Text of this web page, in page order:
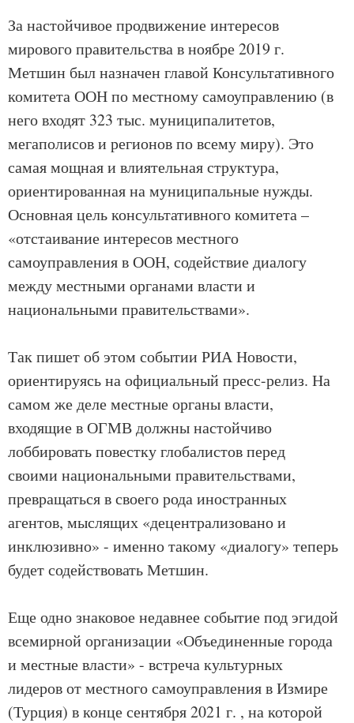
За настойчивое продвижение интересов
мирового правительства в ноябре 2019 г.
Метшин был назначен главой Консультативного
комитета ООН по местному самоуправлению (в
него входят 323 тыс. муниципалитетов,
мегаполисов и регионов по всему миру). Это
самая мощная и влиятельная структура,
ориентированная на муниципальные нужды.
Основная цель консультативного комитета –
«отстаивание интересов местного
самоуправления в ООН, содействие диалогу
между местными органами власти и
национальными правительствами».
Так пишет об этом событии РИА Новости,
ориентируясь на официальный пресс-релиз. На
самом же деле местные органы власти,
входящие в ОГМВ должны настойчиво
лоббировать повестку глобалистов перед
своими национальными правительствами,
превращаться в своего рода иностранных
агентов, мыслящих «децентрализовано и
инклюзивно» - именно такому «диалогу» теперь
будет содействовать Метшин.
Еще одно знаковое недавнее событие под эгидой
всемирной организации «Объединенные города
и местные власти» - встреча культурных
лидеров от местного самоуправления в Измире
(Турция) в конце сентября 2021 г. , на которой